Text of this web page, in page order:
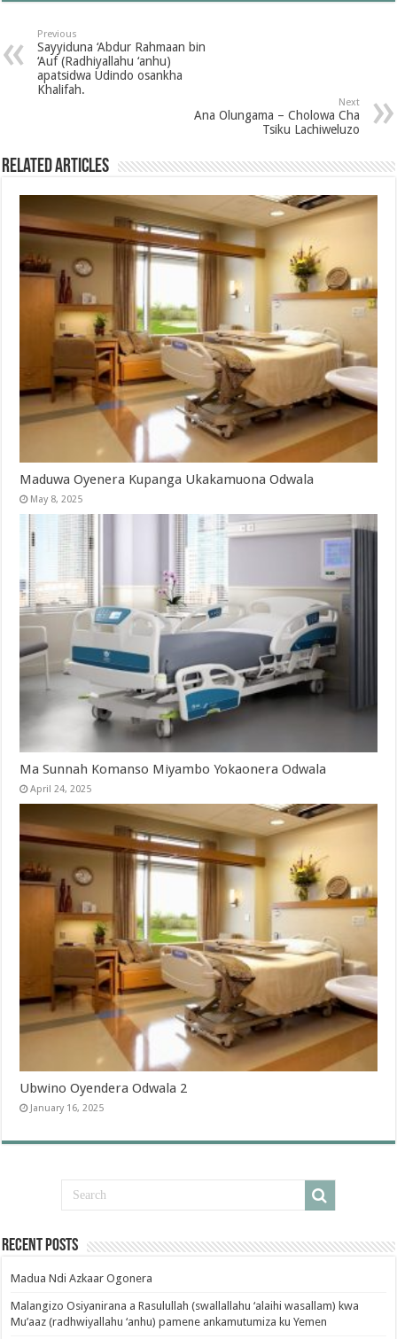
Previous
Sayyiduna ‘Abdur Rahmaan bin
‘Auf (Radhiyallahu ‘anhu)
apatsidwa Udindo osankha
Khalifah.
Next
Ana Olungama – Cholowa Cha
Tsiku Lachiweluzo
Related Articles
Maduwa Oyenera Kupanga Ukakamuona Odwala
May 8, 2025
Ma Sunnah Komanso Miyambo Yokaonera Odwala
April 24, 2025
Ubwino Oyendera Odwala 2
January 16, 2025
Recent Posts
Madua Ndi Azkaar Ogonera
Malangizo Osiyanirana a Rasulullah (swallallahu ‘alaihi wasallam) kwa
Mu’aaz (radhwiyallahu ‘anhu) pamene ankamutumiza ku Yemen